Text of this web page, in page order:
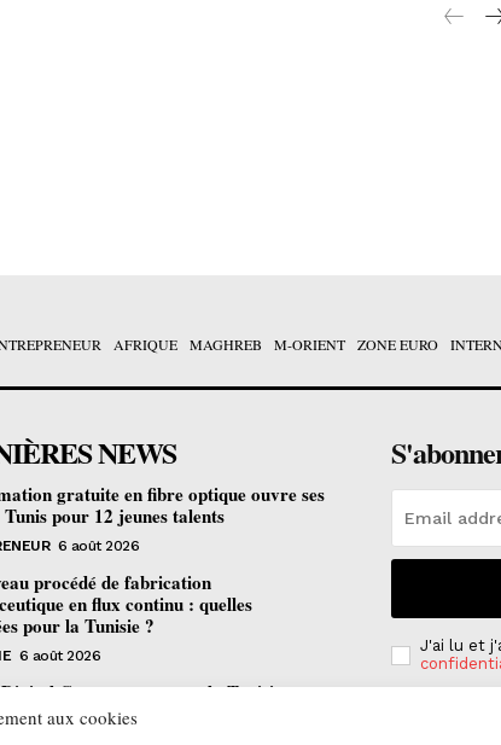
aux cookies
AFRIQUE MAGHREB M-ORIENT ZONE EURO
NEWS
gratuite en fibre optique ouvre ses
pour 12 jeunes talents
6 août 2026
procédé de fabrication
en flux continu : quelles
pour la Tunisie ?
6 août 2026
Center : comment la Tunisie est
le laboratoire mondial de l’inclusion
J'ai lu et